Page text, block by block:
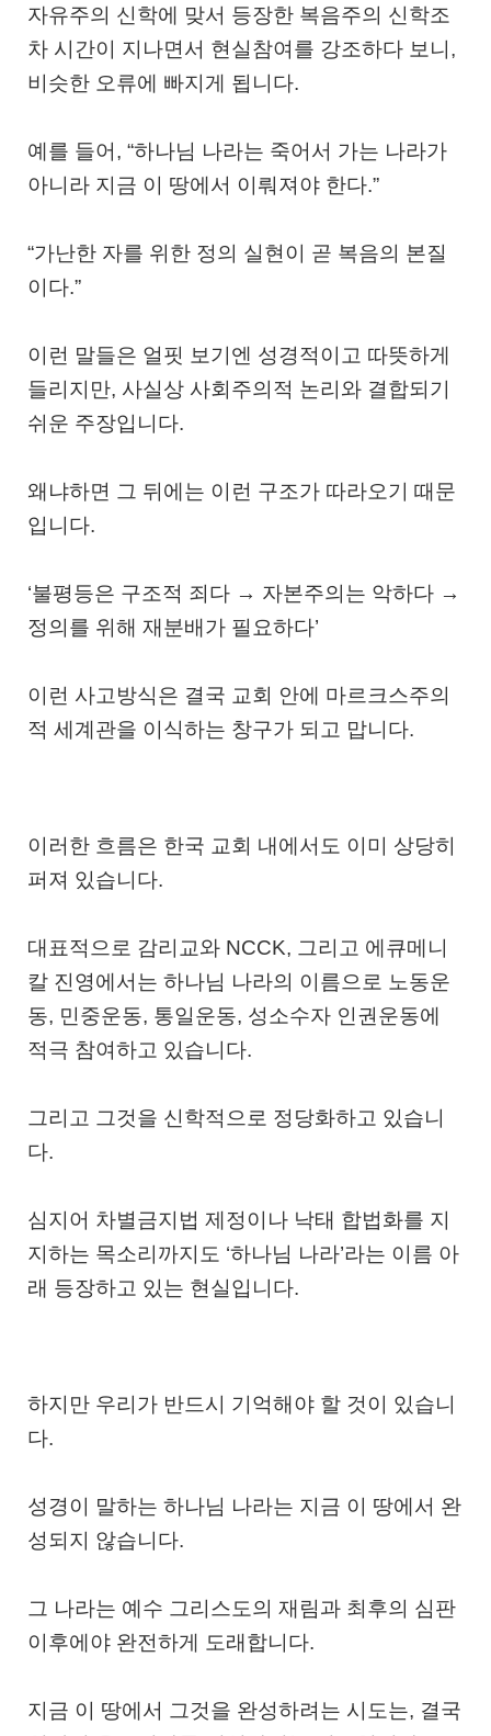
자유주의 신학에 맞서 등장한 복음주의 신학조
차 시간이 지나면서 현실참여를 강조하다 보니,
비슷한 오류에 빠지게 됩니다.
예를 들어, “하나님 나라는 죽어서 가는 나라가
아니라 지금 이 땅에서 이뤄져야 한다.”
“가난한 자를 위한 정의 실현이 곧 복음의 본질
이다.”
이런 말들은 얼핏 보기엔 성경적이고 따뜻하게
들리지만, 사실상 사회주의적 논리와 결합되기
쉬운 주장입니다.
왜냐하면 그 뒤에는 이런 구조가 따라오기 때문
입니다.
‘불평등은 구조적 죄다 → 자본주의는 악하다 →
정의를 위해 재분배가 필요하다’
이런 사고방식은 결국 교회 안에 마르크스주의
적 세계관을 이식하는 창구가 되고 맙니다.
이러한 흐름은 한국 교회 내에서도 이미 상당히
퍼져 있습니다.
대표적으로 감리교와 NCCK, 그리고 에큐메니
칼 진영에서는 하나님 나라의 이름으로 노동운
동, 민중운동, 통일운동, 성소수자 인권운동에
적극 참여하고 있습니다.
그리고 그것을 신학적으로 정당화하고 있습니
다.
심지어 차별금지법 제정이나 낙태 합법화를 지
지하는 목소리까지도 ‘하나님 나라’라는 이름 아
래 등장하고 있는 현실입니다.
하지만 우리가 반드시 기억해야 할 것이 있습니
다.
성경이 말하는 하나님 나라는 지금 이 땅에서 완
성되지 않습니다.
그 나라는 예수 그리스도의 재림과 최후의 심판
이후에야 완전하게 도래 합니다.
지금 이 땅에서 그것을 완성하려는 시도는, 결국